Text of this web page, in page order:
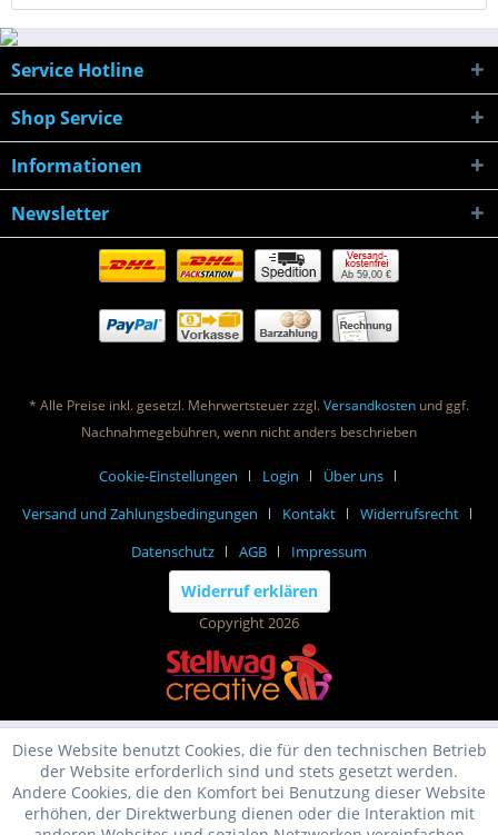
Service Hotline
Shop Service
Informationen
Newsletter
Ab 59,00 €
* Alle Preise inkl. gesetzl. Mehrwertsteuer zzgl.Versandkosten und ggf.
Nachnahmegebühren, wenn nicht anders beschrieben
Cookie-Einstellungen Login
Über uns
Versand und Zahlungsbedingungen
Kontakt
Widerrufsrecht
Datenschutz
AGB Impressum
Widerruf erklären
Copyright 2026
Diese Website benutzt Cookies, die für den technischen Betrieb
der Website erforderlich sind und stets gesetzt werden.
Andere Cookies, die den Komfort bei Benutzung dieser Website
erhöhen, der Direktwerbung dienen oder die Interaktion mit